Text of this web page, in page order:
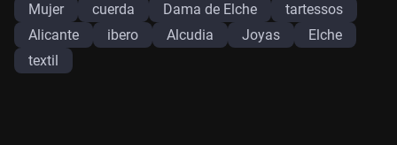
Mujer
cuerda Dama de Elche
tartessos
Alicante
ibero Alcudia Joyas
Elche
textil